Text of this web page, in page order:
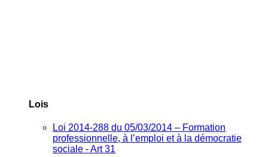
Lois
Loi 2014-288 du 05/03/2014 – Formation
professionnelle, à l’emploi et à la démocratie
sociale - Art 31